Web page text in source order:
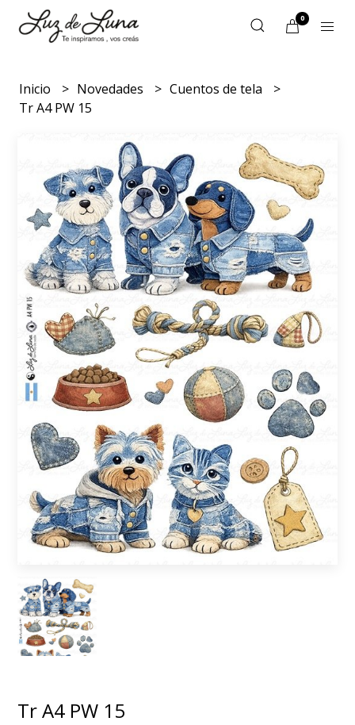
0
Inicio Novedades
Cuentos de tela
Tr A4 PW 15
Tr A4 PW 15